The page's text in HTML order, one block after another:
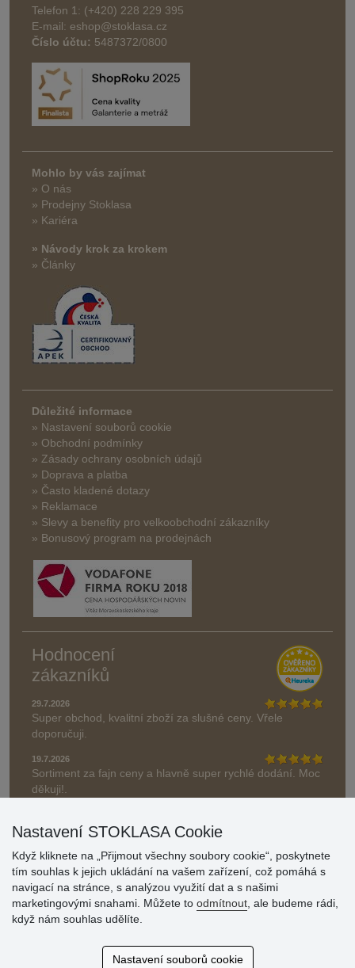
Telefon 1: (+420) 228 229 395
E-mail: eshop@stoklasa.cz
Číslo účtu: 5487372/0800
Mohlo by vás zajímat
» O nás
» Prodejny Stoklasa
» Kariéra
» Návody krok za krokem
» Články
Důležité informace
» Nastavení souborů cookie
» Obchodní podmínky
» Zásady ochrany osobních údajů
» Doprava a platba
» Často kladené dotazy
» Reklamace
» Slevy a benefity pro velkoobchodní zákazníky
» Bonusový program na prodejnách
Hodnocení
zákazníků
29.7.2026
Super obchod, kvalitní zboží za slušné ceny. Vřele
doporučuji.
19.7.2026
Sortiment za fajn ceny a hlavně super rychlé dodání. Moc
děkuji!.
» Aktuálně 19084 recenzí
* Recenze neověřujeme
Nastavení STOKLASA Cookie
Když kliknete na „Přijmout všechny soubory cookie“, poskytnete
tím souhlas k jejich ukládání na vašem zařízení, což pomáhá s
navigací na stránce, s analýzou využití dat a s našimi
marketingovými snahami. Můžete to odmítnout , ale budeme rádi,
když nám souhlas udělíte.
Nastavení souborů cookie